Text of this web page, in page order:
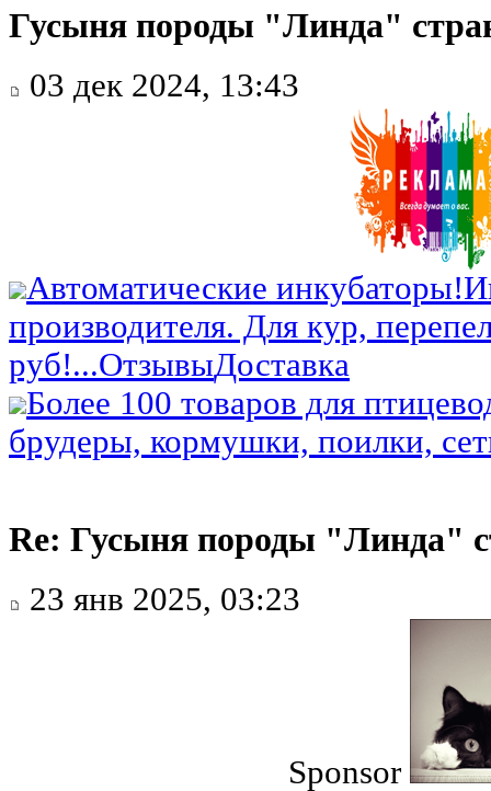
Гусыня породы "Линда"
03 дек 2024, 13:43
Автоматические инкубаторы!
производителя. Для кур,
руб!...ОтзывыДоставка
Более 100 товаров для
брудеры, кормушки, поилки,
Re: Гусыня породы "Линда"
23 янв 2025, 03:23
Sponsor